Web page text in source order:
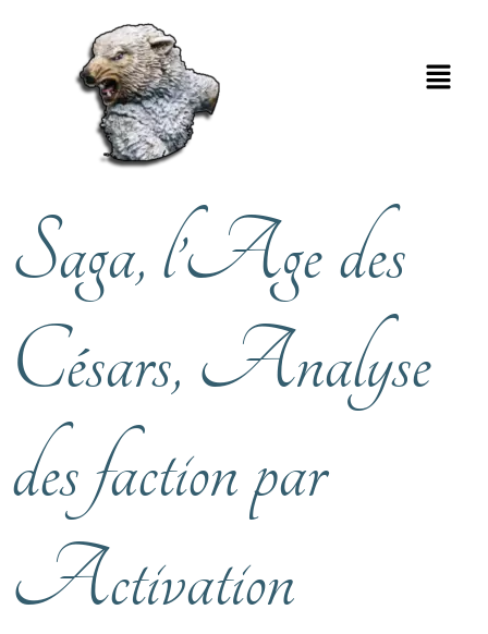
Saga, l’Age des
Césars, Analyse
des faction par
Activation